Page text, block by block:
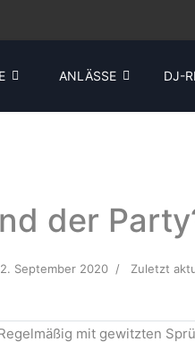
ANLÄSSE DJ-
der
September 2020 Zuletzt
mit gewitzten